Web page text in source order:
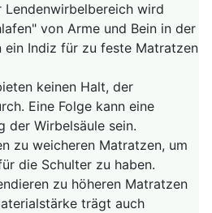
wird
von Arme und Bein in der
ein Indiz für zu feste Matratzen
keinen Halt, der
Eine Folge kann eine
der Wirbelsäule sein.
zu weicheren Matratzen, um
die Schulter zu haben.
zu höheren Matratzen
trägt auch